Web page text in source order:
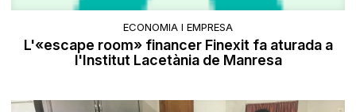
ECONOMIA I EMPRESA
L'«escape room» financer Finexit fa aturada a
l'Institut Lacetània de Manresa